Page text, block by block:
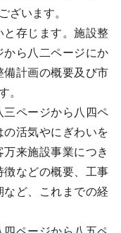
ざいます。
存じます。施設整
ら八二ページにか
計画の概要及び市
。
ページから八四ペ
活気やにぎわいを
来施設事業につき
徴などの概要、工事
ど、これまでの経